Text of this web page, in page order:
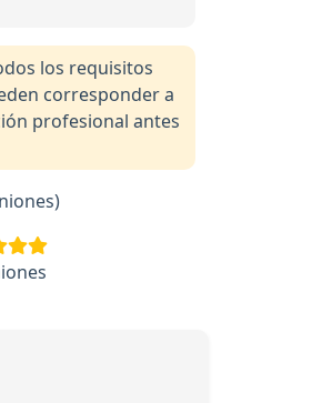
los requisitos
corresponder a
profesional antes